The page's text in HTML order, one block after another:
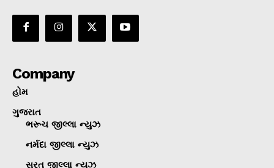
Company
હોમ
ગુજરાત
ભરૂચ જીલ્લા ન્યુઝ
નર્મદા જીલ્લા ન્યુઝ
સુરત જીલ્લા ન્યુઝ